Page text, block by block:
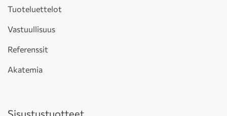
Tuoteluettelot
Vastuullisuus
Referenssit
Akatemia
Sisustustuotteet